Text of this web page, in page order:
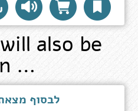
also be
…
לבסוף